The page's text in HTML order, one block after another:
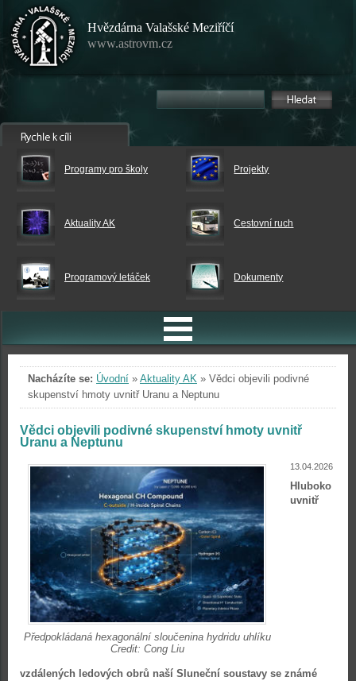
Hvězdárna Valašské Meziříčí
www.astrovm.cz
Programy pro školy Projekty
Aktuality AK Cestovní ruch
Programový letáček Dokumenty
Nacházíte se: Úvodní » Aktuality AK » Vědci objevili podivné
skupenství hmoty uvnitř Uranu a Neptunu
Vědci objevili podivné skupenství hmoty uvnitř
Uranu a Neptunu
13.04.2026
Předpokládaná hexagonální sloučenina hydridu uhlíku
Credit: Cong Liu
Hluboko
uvnitř
vzdálených ledových obrů naší Sluneční soustavy se známé